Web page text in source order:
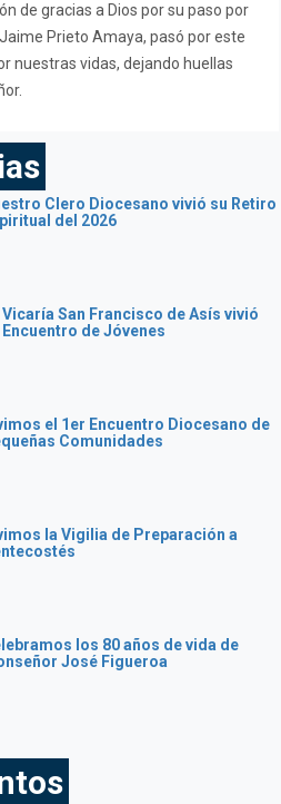
de gracias a Dios por su paso por
Prieto Amaya, pasó por este
nuestras vidas, dejando huellas
Clero Diocesano vivió su Retiro
del 2026
Vicaría San Francisco de Asís vivió
Encuentro de Jóvenes
el 1er Encuentro Diocesano de
Comunidades
la Vigilia de Preparación a
los 80 años de vida de
José Figueroa